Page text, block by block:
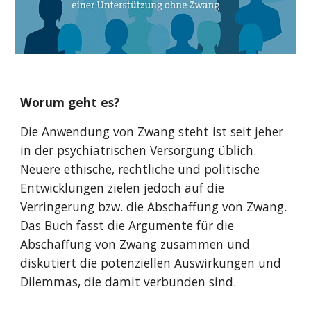
Worum geht es?
Die Anwendung von Zwang steht ist seit jeher
in der psychiatrischen Versorgung üblich.
Neuere ethische, rechtliche und politische
Entwicklungen zielen jedoch auf die
Verringerung bzw. die Abschaffung von Zwang.
Das Buch fasst die Argumente für die
Abschaffung von Zwang zusammen und
diskutiert die potenziellen Auswirkungen und
Dilemmas, die damit verbunden sind.